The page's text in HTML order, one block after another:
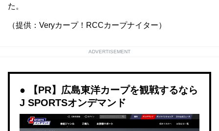
た。
（提供：Veryカープ！RCCカープナイター）
ADVERTISEMENT
【PR】広島東洋カープを観戦するなら
J SPORTSオンデマンド